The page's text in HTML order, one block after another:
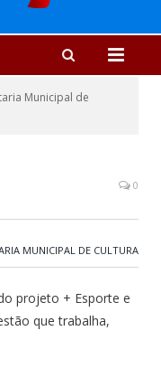
Municipal de
0
MUNICIPAL DE CULTURA
projeto + Esporte e
que trabalha,